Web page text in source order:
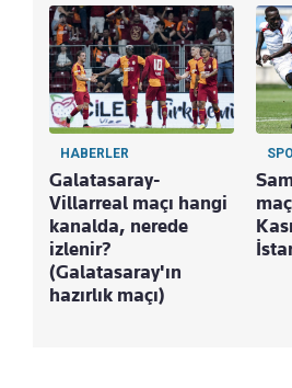
HABERLER
Galatasaray-
Villarreal maçı hangi
kanalda, nerede
izlenir?
(Galatasaray'ın
hazırlık maçı)